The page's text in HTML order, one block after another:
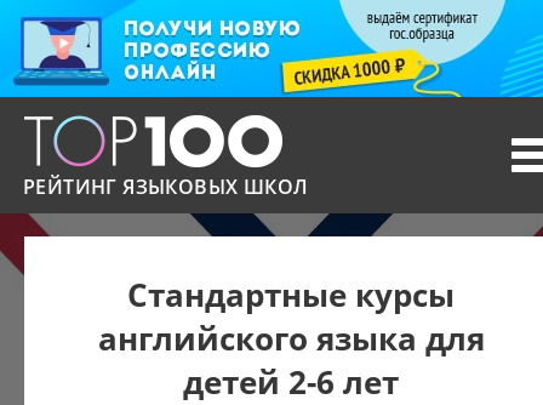
РЕЙТИНГ ЯЗЫКОВЫХ ШКОЛ
Стандартные курсы
английского языка для
детей 2-6 лет